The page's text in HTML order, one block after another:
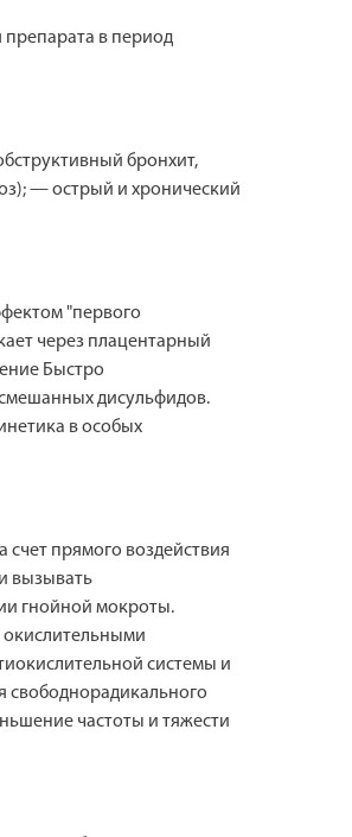
в период
бронхит,
— острый и хронический
"первого
через плацентарный
Быстро
дисульфидов.
в особых
прямого воздействия
вызывать
гнойной мокроты.
окислительными
системы и
свободнорадикального
частоты и тяжести